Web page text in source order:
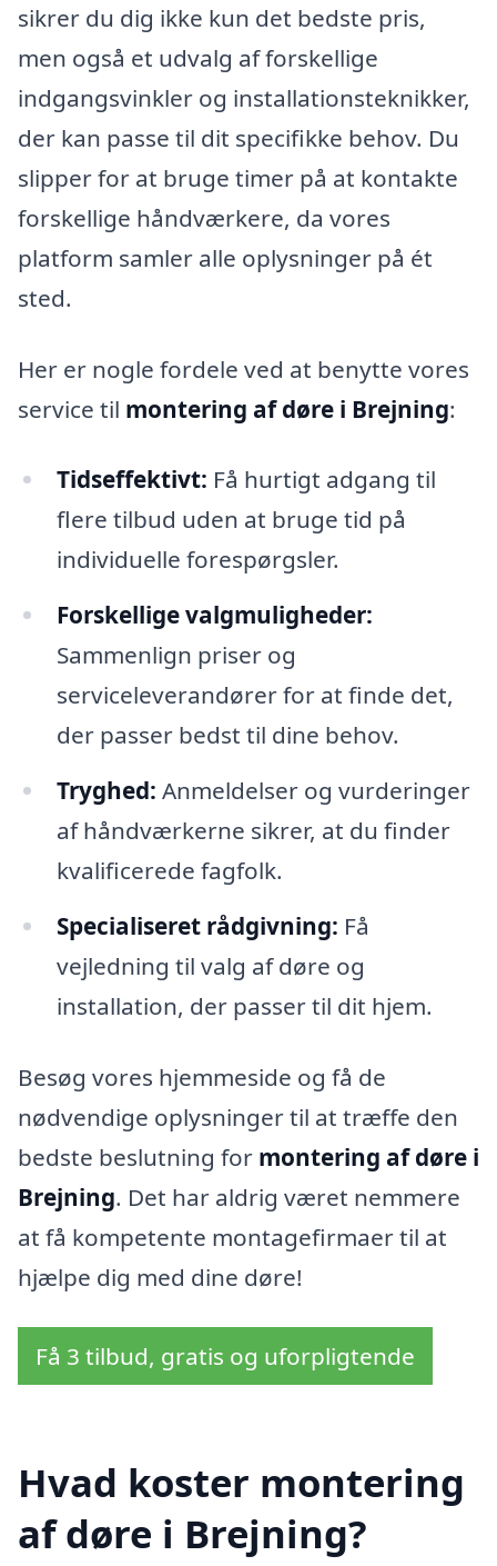
sikrer du dig ikke kun det bedste pris,
men også et udvalg af forskellige
indgangsvinkler og installationsteknikker,
der kan passe til dit specifikke behov. Du
slipper for at bruge timer på at kontakte
forskellige håndværkere, da vores
platform samler alle oplysninger på ét
sted.
Her er nogle fordele ved at benytte vores
service til montering af døre i Brejning:
Tidseffektivt: Få hurtigt adgang til
flere tilbud uden at bruge tid på
individuelle forespørgsler.
Forskellige valgmuligheder:
Sammenlign priser og
serviceleverandører for at finde det,
der passer bedst til dine behov.
Tryghed: Anmeldelser og vurderinger
af håndværkerne sikrer, at du finder
kvalificerede fagfolk.
Specialiseret rådgivning: Få
vejledning til valg af døre og
installation, der passer til dit hjem.
Besøg vores hjemmeside og få de
nødvendige oplysninger til at træffe den
bedste beslutning for montering af døre i
Brejning. Det har aldrig været nemmere
at få kompetente montagefirmaer til at
hjælpe dig med dine døre!
Få 3 tilbud, gratis og uforpligtende
Hvad koster montering
af døre i Brejning?